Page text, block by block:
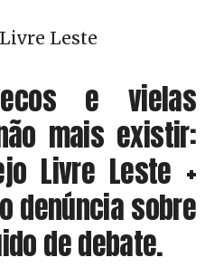
Leste
e vielas
mais existir:
Livre Leste +
denúncia sobre
de debate.